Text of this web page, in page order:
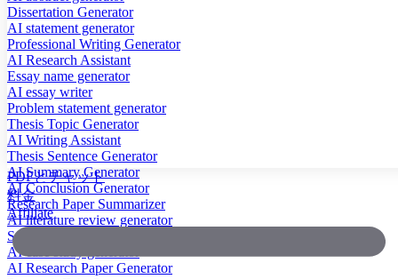
Dissertation Generator
AI statement generator
Professional Writing Generator
AI Research Assistant
Essay name generator
AI essay writer
Problem statement generator
Thesis Topic Generator
AI Writing Assistant
Thesis Sentence Generator
AI Summary Generator
AI Conclusion Generator
Research Paper Summarizer
AI literature review generator
Scientific Paper Summarizer
AI case study generator
AI Research Paper Generator
PDFとチャット
料金
Affiliate